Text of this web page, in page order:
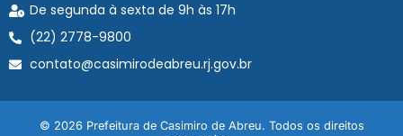
De segunda à sexta de 9h às 17h
(22) 2778-9800
contato@casimirodeabreu.rj.gov.br
© 2026 Prefeitura de Casimiro de Abreu. Todos os direitos